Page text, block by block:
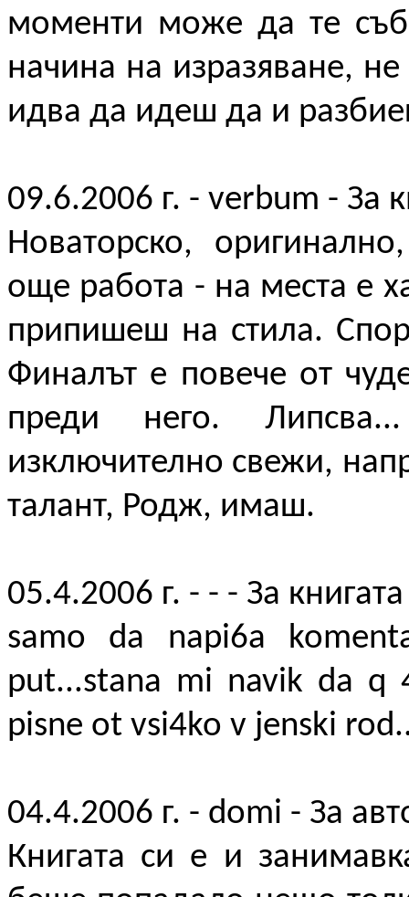
моменти може да те
начина на изразяване,
идва да идеш да и
09.6.2006 г. - verbum - За
Новаторско,
още работа - на места е
припишеш на стила.
Финалът е повече от
преди него.
изключително свежи,
талант, Родж, имаш.
05.4.2006 г. - - - За книгата
samo da napi6a
put...stana mi navik da q
pisne ot vsi4ko v jenski
04.4.2006 г. - domi - За
Книгата си е и